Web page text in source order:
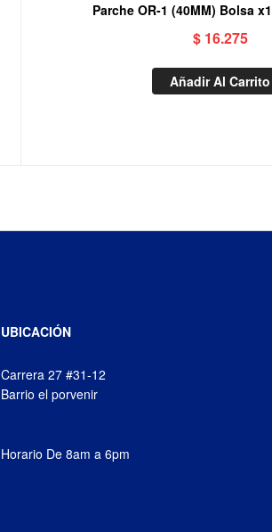
Parche OR-1 (40MM) Bolsa
$16.275
Añadir Al Carrito
UBICACIÓN
Carrera 27 #31-12
Barrio el porvenir
Horario De 8am a 6pm